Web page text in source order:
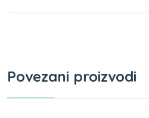
Povezani proizvodi